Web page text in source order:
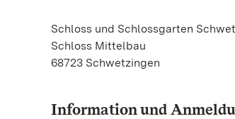
Schloss und Schlossgarten
Schloss Mittelbau
68723 Schwetzingen
Information und